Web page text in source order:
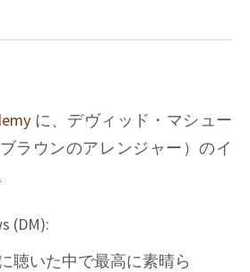
に、デヴィッド・マシュー
ラウンのアレンジャー）のイ
(DM):
聴いた中で最高に素晴ら